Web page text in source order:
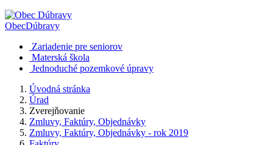
ObecDúbravy
Zariadenie pre seniorov
Materská škola
Jednoduché pozemkové úpravy
Úvodná stránka
Úrad
Zverejňovanie
Zmluvy, Faktúry, Objednávky
Zmluvy, Faktúry, Objednávky - rok 2019